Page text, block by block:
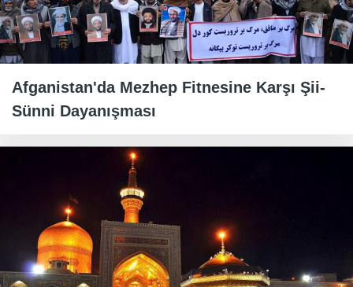
Afganistan'da Mezhep Fitnesine Karşı Şii-
Sünni Dayanışması